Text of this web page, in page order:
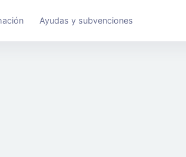
Ayudas y subvenciones